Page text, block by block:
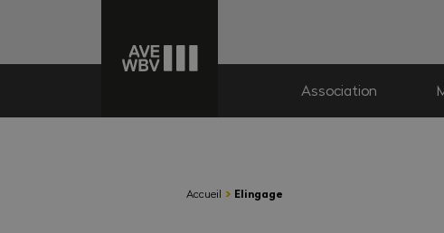
Association
Accueil › Elingage